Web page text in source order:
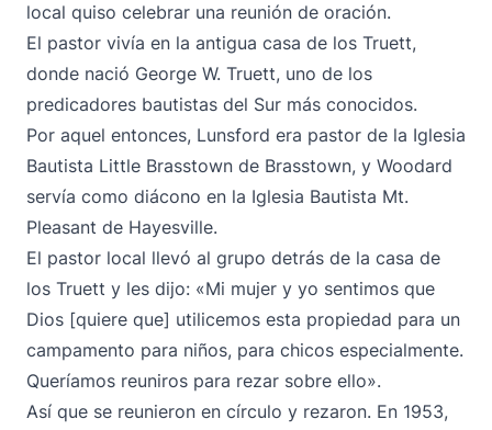
local quiso celebrar una reunión de oración.
El pastor vivía en la antigua casa de los Truett,
donde nació George W. Truett, uno de los
predicadores bautistas del Sur más conocidos.
Por aquel entonces, Lunsford era pastor de la Iglesia
Bautista Little Brasstown de Brasstown, y Woodard
servía como diácono en la Iglesia Bautista Mt.
Pleasant de Hayesville.
El pastor local llevó al grupo detrás de la casa de
los Truett y les dijo: «Mi mujer y yo sentimos que
Dios [quiere que] utilicemos esta propiedad para un
campamento para niños, para chicos especialmente.
Queríamos reuniros para rezar sobre ello».
Así que se reunieron en círculo y rezaron. En 1953,